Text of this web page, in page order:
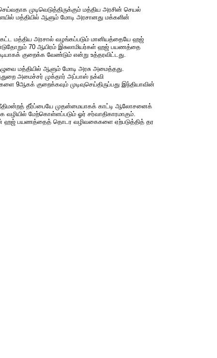
முடிவெடுத்திருக்கும் மத்திய அரசின் செயல்
மத்தியில் ஆளும் மோடி அரசானது மக்களின்
மத்திய அரசால் வழங்கப்படும் மானியத்தையே ஹஜ்
70 ஆயிரம் இசுலாமியர்கள் ஹஜ் பயணத்தை
குறைக்க வேண்டும் என்று உத்தரவிட்டது.
மத்தியில் ஆளும் மோடி அரசு அமைத்தது.
அமைச்சர் முக்தார் அப்பாஸ் நக்வி
9ஆகக் குறைக்கவும் முடிவுசெய்திருப்பது இந்தியாவின்
நீதிமன்றத் தீர்ப்பையே முதன்மையாகக் காட்டி ஆலோசனைக்
மேற்கொள்ளப்படும் ஓர் சர்வாதிகாரமாகும்.
ஹஜ் பயணத்தைத் தொடர வழிவகைகளை ஏற்படுத்தித் தர